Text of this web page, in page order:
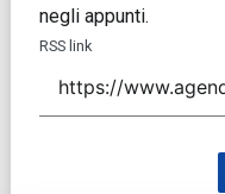
negli appunti.
RSS link